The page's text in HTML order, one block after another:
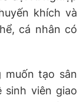
khích và
cá nhân có
muốn tạo sân
sinh viên giao